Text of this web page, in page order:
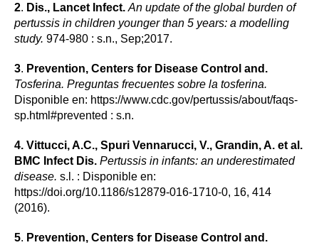
2. Dis., Lancet Infect. An update of the global burden of
pertussis in children younger than 5 years: a modelling
study. 974-980 : s.n., Sep;2017.
3. Prevention, Centers for Disease Control and.
Tosferina. Preguntas frecuentes sobre la tosferina.
Disponible en: https://www.cdc.gov/pertussis/about/faqs-
sp.html#prevented : s.n.
4. Vittucci, A.C., Spuri Vennarucci, V., Grandin, A. et al.
BMC Infect Dis. Pertussis in infants: an underestimated
disease. s.l. : Disponible en:
https://doi.org/10.1186/s12879-016-1710-0, 16, 414
(2016).
5. Prevention, Centers for Disease Control and.